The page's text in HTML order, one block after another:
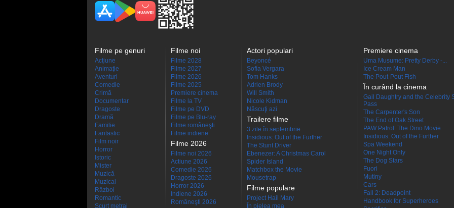
Filme pe genuri
Acţiune
Animaţie
Aventuri
Comedie
Crimă
Documentar
Dragoste
Dramă
Familie
Fantastic
Film noir
Horror
Istoric
Mister
Muzică
Muzical
Război
Romantic
Scurt metraj
Filme noi
Filme 2028
Filme 2027
Filme 2026
Filme 2025
Premiere cinema
Filme la TV
Filme pe DVD
Filme pe Blu-ray
Filme româneşti
Filme indiene
Filme 2026
Filme noi 2026
Actiune 2026
Comedie 2026
Dragoste 2026
Horror 2026
Indiene 2026
Româneşti 2026
Actori populari
Beyoncé
Sofía Vergara
Tom Hanks
Adrien Brody
Will Smith
Nicole Kidman
Născuţi azi
Trailere filme
3 zile în septembrie
Insidious: Out of the Further
The Stunt Driver
Ebenezer: A Christmas Carol
Spider Island
Matchbox the Movie
Mousetrap
Filme populare
Project Hail Mary
În pielea mea
Premiere cinema
Uma Musume: Pretty Derby -...
Ice Cream Man
The Pout-Pout Fish
În curând la cinema
Gail Daughtry and the Celebrity
Pass
The Carpenter's Son
The End of Oak Street
PAW Patrol: The Dino Movie
Insidious: Out of the Further
Spa Weekend
One Night Only
The Dog Stars
Fuori
Mutiny
Cars
Fall 2: Deadpoint
Handbook for Superheroes